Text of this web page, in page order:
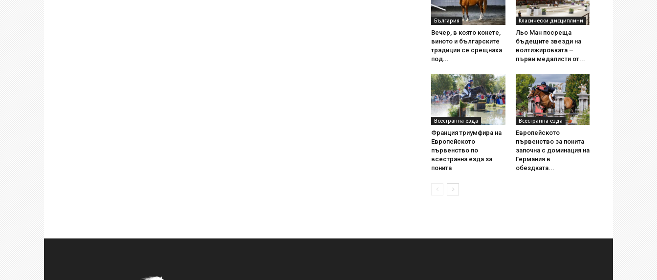
България
Вечер, в която конете,
виното и българските
традиции се срещнаха
под...
Класически дисциплини
Льо Ман посреща
бъдещите звезди на
волтижировката –
първи медалисти от...
Всестранна езда
Франция триумфира на
Европейското
първенство по
всестранна езда за
понита
Всестранна езда
Европейското
първенство за понита
започна с доминация на
Германия в
обездката...